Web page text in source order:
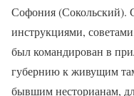
Софония
инструкциями,
был командирован в
губернию к живущим
бывшим несторианам,